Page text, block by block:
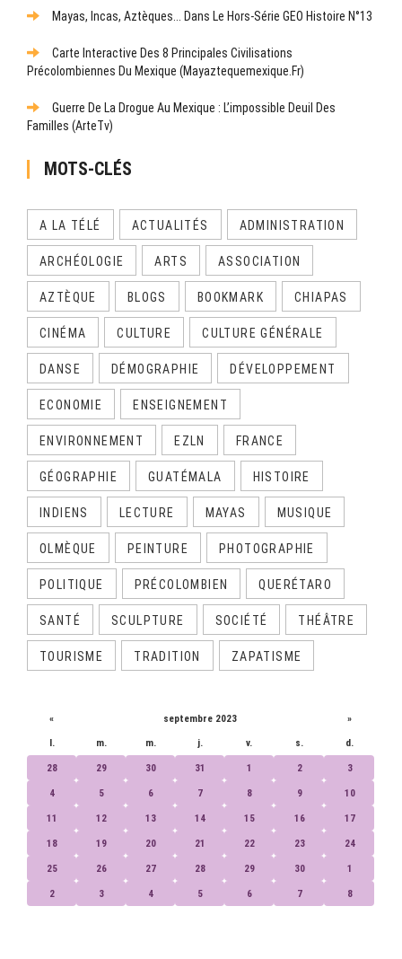
Mayas, Incas, Aztèques... Dans Le Hors-Série GEO Histoire N°13
Carte Interactive Des 8 Principales Civilisations
Précolombiennes Du Mexique (mayaztequemexique.fr)
Guerre De La Drogue Au Mexique : L’impossible Deuil Des
Familles (ArteTv)
MOTS-CLÉS
A LA TÉLÉ ACTUALITÉS ADMINISTRATION
ARCHÉOLOGIE ARTS ASSOCIATION
AZTÈQUE BLOGS BOOKMARK CHIAPAS
CINÉMA CULTURE CULTURE GÉNÉRALE
DANSE DÉMOGRAPHIE DÉVELOPPEMENT
ECONOMIE ENSEIGNEMENT
ENVIRONNEMENT EZLN FRANCE
GÉOGRAPHIE GUATÉMALA HISTOIRE
INDIENS LECTURE MAYAS MUSIQUE
OLMÈQUE PEINTURE PHOTOGRAPHIE
POLITIQUE PRÉCOLOMBIEN QUERÉTARO
SANTÉ SCULPTURE SOCIÉTÉ THÉÂTRE
TOURISME TRADITION ZAPATISME
« septembre 2023 »
l. m. m. j. v. s. d.
28 29 30 31 1 2 3
4 5 6 7 8 9 10
11 12 13 14 15 16 17
18 19 20 21 22 23 24
25 26 27 28 29 30 1
2 3 4 5 6 7 8